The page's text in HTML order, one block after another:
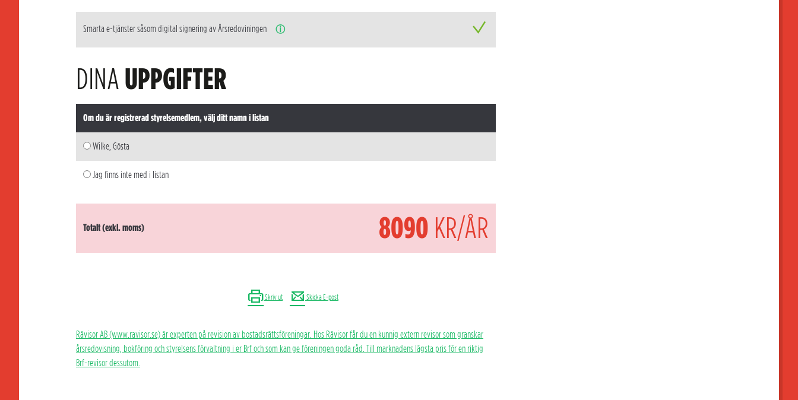
Smarta e-tjänster såsom digital signering av Årsredoviningen ⓘ
DINAUPPGIFTER
Om du är registrerad styrelsemedlem, välj ditt namn i listan
Wilke, Gösta
Jag finns inte med i listan
Totalt (exkl. moms) 8090 KR/ÅR
Skriv ut Skicka E-post
Rävisor AB (www.ravisor.se) är experten på revision av bostadsrättsföreningar. Hos Rävisor får du en kunnig extern revisor som granskar
årsredovisning, bokföring och styrelsens förvaltning i er Brf och som kan ge föreningen goda råd. Till marknadens lägsta pris för en riktig
Brf-revisor dessutom.